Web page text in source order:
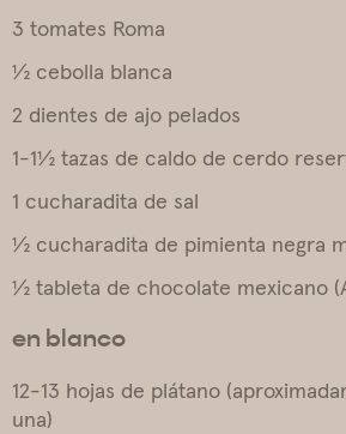
3 tomates Roma
½ cebolla blanca
2 dientes de ajo pelados
1-1½ tazas de caldo de cerdo
1 cucharadita de sal
½ cucharadita de pimienta negra
½ tableta de chocolate mexicano
en blanco
12-13 hojas de plátano
una)